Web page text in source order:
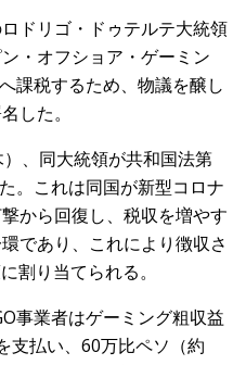
ドリゴ・ドゥテルテ大統領
・オフショア・ゲーミン
課税するため、物議を醸し
した。
、同大統領が共和国法第
。これは同国が新型コロナ
から回復し、税収を増やす
であり、これにより徴収さ
割り当てられる。
事業者はゲーミング粗収益
支払い、60万比ペソ（約